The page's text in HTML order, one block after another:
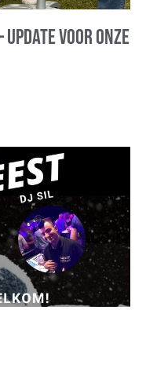
update voor onze